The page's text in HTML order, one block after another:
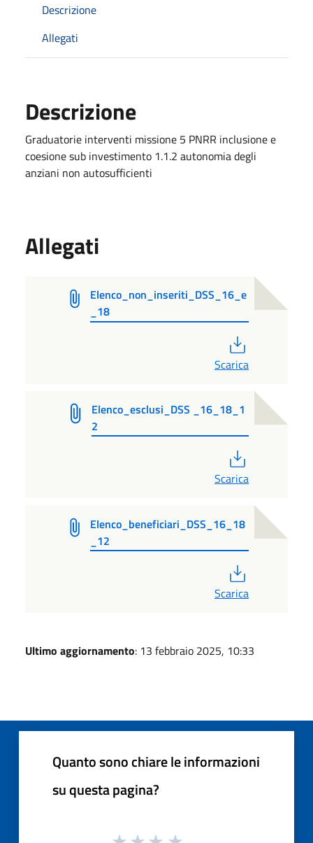
Descrizione
Allegati
Descrizione
Graduatorie interventi missione 5 PNRR inclusione e
coesione sub investimento 1.1.2 autonomia degli
anziani non autosufficienti
Allegati
Elenco_non_inseriti_DSS_16_e
_18
Scarica
Elenco_esclusi_DSS _16_18_1
2
Scarica
Elenco_beneficiari_DSS_16_18
_12
Scarica
Ultimo aggiornamento: 13 febbraio 2025, 10:33
Quanto sono chiare le informazioni
su questa pagina?